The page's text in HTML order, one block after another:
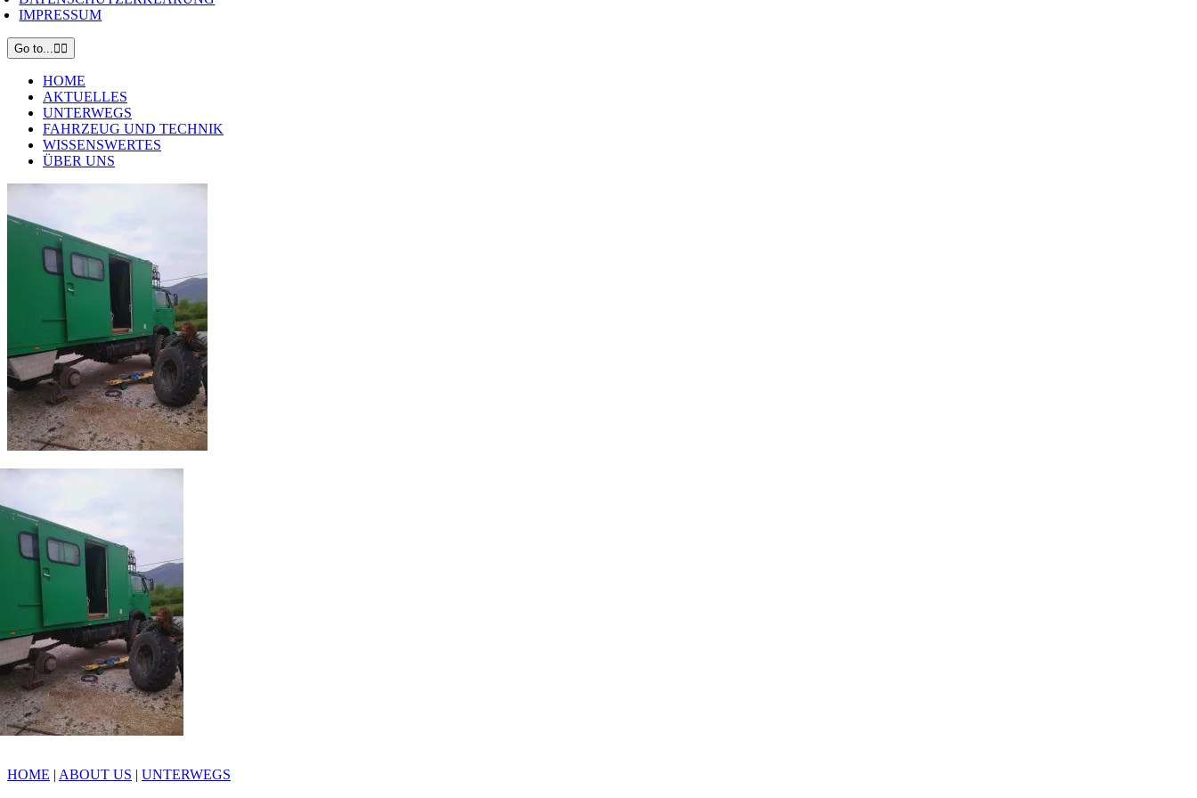
IMPRESSUM
Go to...
HOME
AKTUELLES
UNTERWEGS
FAHRZEUG UND TECHNIK
WISSENSWERTES
ÜBER UNS
HOME | ABOUT US | UNTERWEGS